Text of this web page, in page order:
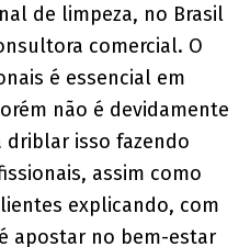
de limpeza, no Brasil
comercial. O
é essencial em
não é devidamente
isso fazendo
assim como
explicando, com
apostar no bem-estar